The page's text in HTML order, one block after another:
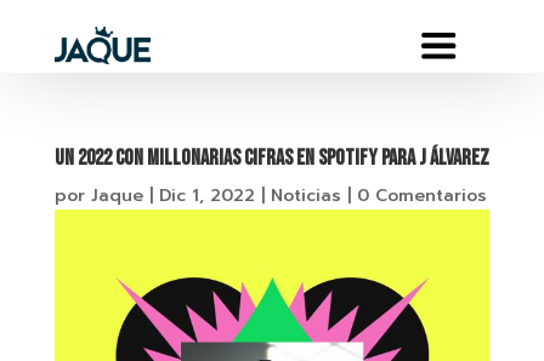
Un 2022 con millonarias cifras en Spotify para J Álvarez
por Jaque| Dic 1, 2022 Noticias 0 Comentarios